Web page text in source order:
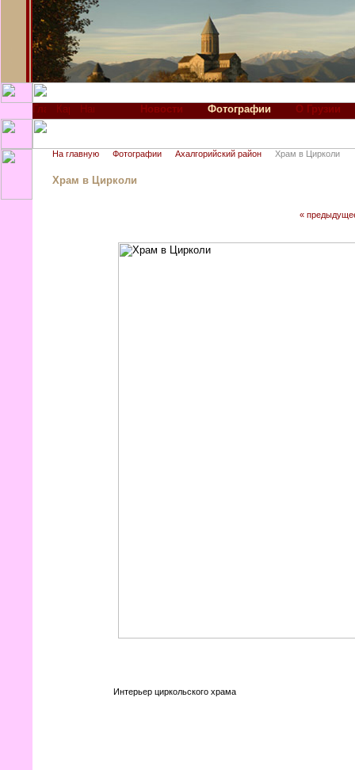
Новости Фотографии О Грузии
На главную Фотографии Ахалгорийский район Храм в Цирколи
Храм в Цирколи
«
Интерьер циркольского храма